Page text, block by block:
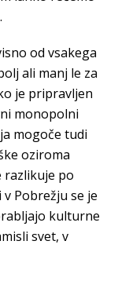
od vsakega
ali manj le za
je pripravljen
monopolni
mogoče tudi
oziroma
razlikuje po
Pobrežju se je
kulturne
svet, v